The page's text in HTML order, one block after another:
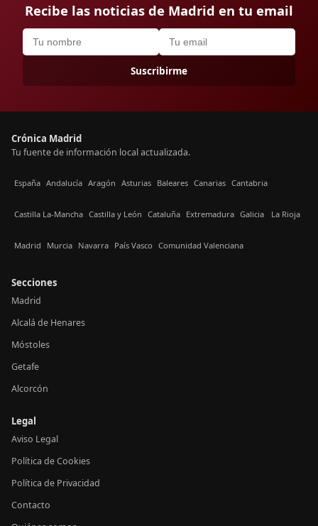
Recibe las noticias de Madrid en tu email
Suscribirme
Crónica Madrid
Tu fuente de información local actualizada.
España Andalucía Aragón Asturias Baleares Canarias Cantabria
Castilla La-Mancha Castilla y León Cataluña Extremadura Galicia La Rioja
Madrid Murcia Navarra País Vasco Comunidad Valenciana
Secciones
Madrid
Alcalá de Henares
Móstoles
Getafe
Alcorcón
Legal
Aviso Legal
Política de Cookies
Política de Privacidad
Contacto